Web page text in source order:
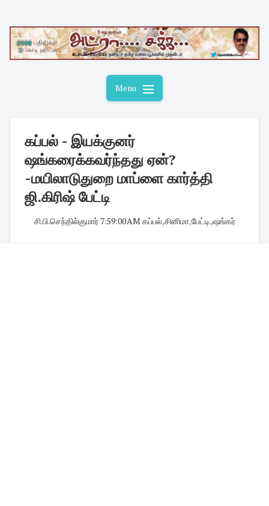
content
Menu
கப்பல் - இயக்குனர்
ஷங்கரைக்கவர்ந்தது ஏன்?
-மயிலாடுதுறை மாப்ளை கார்த்தி
ஜி.கிரிஷ் பேட்டி
சி.பி.செந்தில்குமார்· 7:59:00 AM கப்பல்,சினிமா,பேட்டி,ஷங்கர்